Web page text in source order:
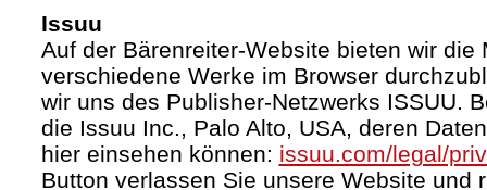
Issuu
Auf der Bärenreiter-Website bieten wir die
verschiedene Werke im Browser
wir uns des Publisher-Netzwerks ISSUU.
die Issuu Inc., Palo Alto, USA, deren
hier einsehen können: issuu.com/legal/
Button verlassen Sie unsere Website und